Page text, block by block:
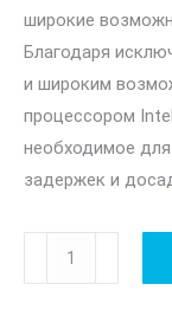
широкие
Благодаря
и широким
процессором
необходимое
задержек и
Количество
товара